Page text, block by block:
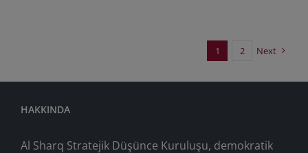
1 2 Next
HAKKINDA
Al Sharq Stratejik Düşünce Kuruluşu, demokratik